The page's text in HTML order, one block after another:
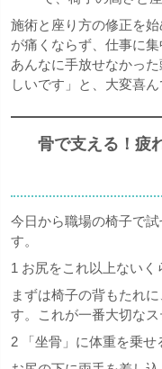
施術と座り方の修正を
が痛くならず、仕事に
あんなに手放せなかっ
しいです」と、大変喜ん
骨で支える！疲
今日から職場の椅子で
す。
1 お尻をこれ以上ない
まずは椅子の背もたれ
す。これが一番大切なス
2 「坐骨」に体重を乗せ